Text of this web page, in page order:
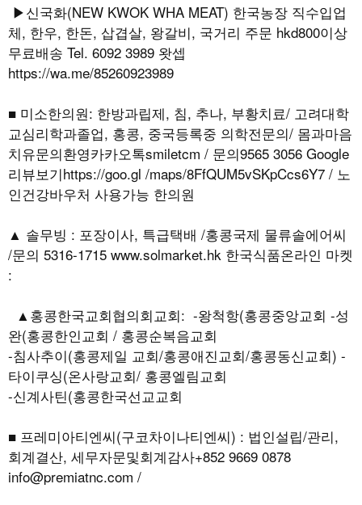
▶신국화(NEW KWOK WHA MEAT) 한국농장 직수입업
체, 한우, 한돈, 삽겹살, 왕갈비, 국거리 주문 hkd800이상
무료배송 Tel. 6092 3989 왓셉
https://wa.me/85260923989
■ 미소한의원: 한방과립제, 침, 추나, 부황치료/ 고려대학
교심리학과졸업, 홍콩, 중국등록중 의학전문의/ 몸과마음
치유문의환영카카오톡smiletcm / 문의9565 3056 Google
리뷰보기https://goo.gl /maps/8FfQUM5vSKpCcs6Y7 / 노
인건강바우처 사용가능 한의원
▲ 솔무빙 : 포장이사, 특급택배 /홍콩국제 물류솔에어씨
/문의 5316-1715 www.solmarket.hk 한국식품온라인 마켓
:
▲홍콩한국교회협의회교회: -왕척항(홍콩중앙교회 -성
완(홍콩한인교회 / 홍콩순복음교회
-침사추이(홍콩제일 교회/홍콩애진교회/홍콩동신교회) -
타이쿠싱(온사랑교회/ 홍콩엘림교회
-신계사틴(홍콩한국선교교회
■ 프레미아티엔씨(구코차이나티엔씨) : 법인설립/관리,
회계결산, 세무자문및회계감사+852 9669 0878
info@premiatnc.com /